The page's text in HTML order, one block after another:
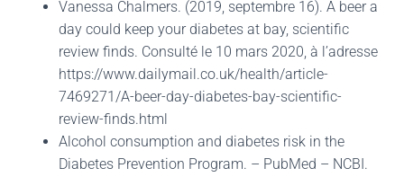
Vanessa Chalmers. (2019, septembre 16). A beer a
day could keep your diabetes at bay, scientific
review finds. Consulté le 10 mars 2020, à l’adresse
https://www.dailymail.co.uk/health/article-
7469271/A-beer-day-diabetes-bay-scientific-
review-finds.html
Alcohol consumption and diabetes risk in the
Diabetes Prevention Program. – PubMed – NCBI.